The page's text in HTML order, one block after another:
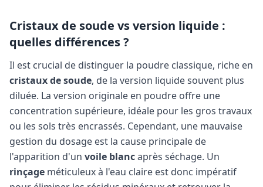
Cristaux de soude vs version liquide :
quelles différences ?
Il est crucial de distinguer la poudre classique, riche en
cristaux de soude, de la version liquide souvent plus
diluée. La version originale en poudre offre une
concentration supérieure, idéale pour les gros travaux
ou les sols très encrassés. Cependant, une mauvaise
gestion du dosage est la cause principale de
l'apparition d'un voile blancaprès séchage. Un
rinçage méticuleux à l'eau claire est donc impératif